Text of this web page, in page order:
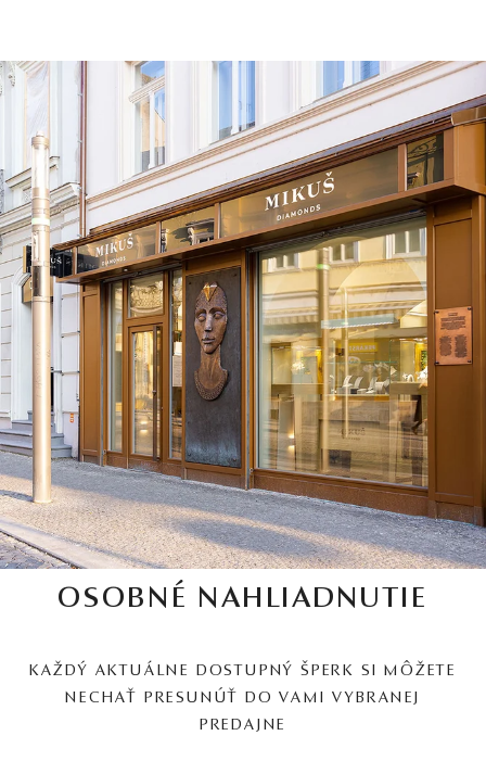
OSOBNÉ NAHLIADNUTIE
KAŽDÝ AKTUÁLNE DOSTUPNÝ ŠPERK SI MÔŽETE
NECHAŤ PRESUNÚŤ DO VAMI VYBRANEJ
PREDAJNE